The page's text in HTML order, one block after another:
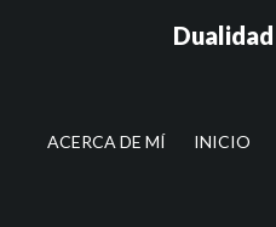
lateralACERCA DE MÍ INICIO